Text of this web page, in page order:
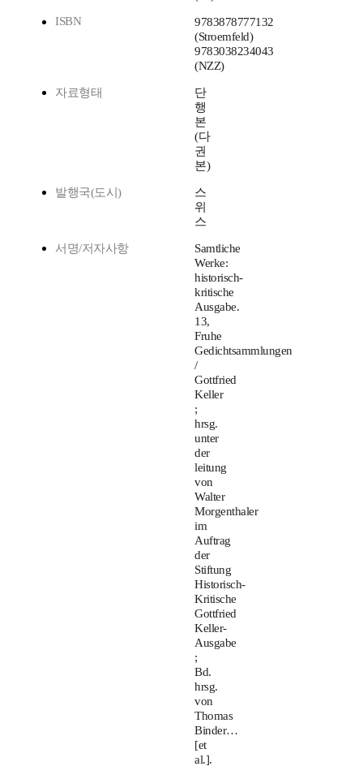
ISBN
9783878777132
(Stroemfeld)
9783038234043
(NZZ)
자료형태
단
행
본
(다
권
본)
발행국(도시)
스
위
스
서명/저자사항
Samtliche
Werke:
historisch-
kritische
Ausgabe.
13,
Fruhe
Gedichtsammlungen
/
Gottfried
Keller
;
hrsg.
unter
der
leitung
von
Walter
Morgenthaler
im
Auftrag
der
Stiftung
Historisch-
Kritische
Gottfried
Keller-
Ausgabe
;
Bd.
hrsg.
von
Thomas
Binder…
[et
al.].